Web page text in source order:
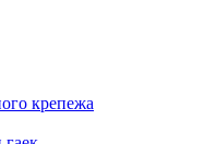
крепежа